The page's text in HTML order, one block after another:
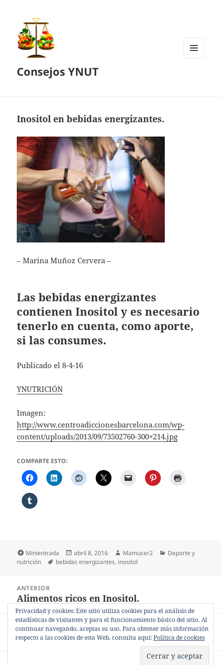
Consejos YNUT
Inositol en bebidas energizantes.
– Marina Muñoz Cervera –
Las bebidas energizantes
contienen Inositol y es necesario
tenerlo en cuenta, como aporte,
si las consumes.
Publicado el 8-4-16
YNUTRICIÓN
Imagen:
http://www.centroadiccionesbarcelona.com/wp-
content/uploads/2013/09/73502760-300×214.jpg
COMPARTE ESTO:
Formato
Minientrada
Publicado
el
abril 8, 2016 Autor
Mamucer2 Categorías
Deporte y
nutrición
Etiquetas
bebidas energizantes, inositol
entradas
ANTERIOR
Entrada
anterior:
Alimentos ricos en Inositol.
SIGUIENTE
Entrada
¿Qué significa «ergogénico»?
Privacidad y cookies: Este sitio utiliza cookies para el análisis de
estadísticas de visitantes y para el funcionamiento básico del sitio. Al
continuar navegando, aceptas su uso. Para obtener más información
respecto a las cookies de esta Web, consulta aquí:Política de cookies